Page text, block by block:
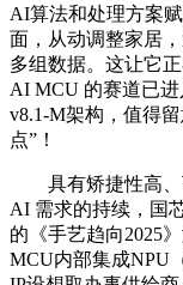
AI算法和处理方案
面，从动调整家居
多组数据。这让它
AI MCU 的赛道已
v8.1-M架构，值得
点”！
具有矫捷性高、
AI 需求的持续，国
的《手艺趋向2025
MCU内部集成NPU